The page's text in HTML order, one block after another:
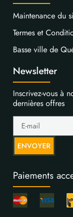
Maintenance du
Termes et
Basse ville de
Newsletter
Inscrivez-vous à
dernières offres
ENVOYER
Paiements